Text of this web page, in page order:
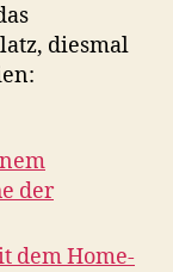
diesmal
der
dem Home-